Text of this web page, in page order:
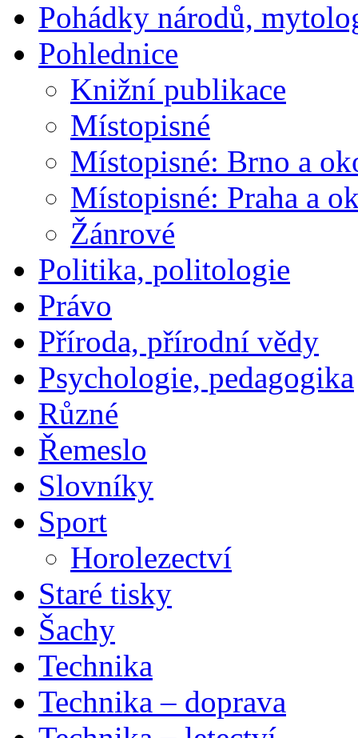
Pohádky národů,
Pohlednice
Knižní publikace
Místopisné
Místopisné: Brno a
Místopisné: Praha a
Žánrové
Politika, politologie
Právo
Příroda, přírodní vědy
Psychologie, pedagogika
Různé
Řemeslo
Slovníky
Sport
Horolezectví
Staré tisky
Šachy
Technika
Technika – doprava